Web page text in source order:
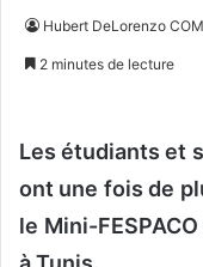
Hubert DeLorenzo
2 minutes de lecture
Les étudiants et
ont une fois de
le Mini-